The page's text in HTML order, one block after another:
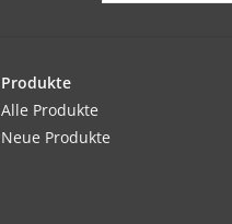
Produkte
Alle Produkte
Neue Produkte